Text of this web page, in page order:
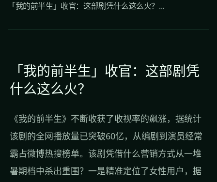
「我的前半生」收官：这部剧凭什么这么火？...
「我的前半生」收官：这部剧凭
什么这么火？
《我的前半生》不断收获了收视率的飙涨，据统计
该剧的全网播放量已突破60亿，从编剧到演员经常
霸占微博热搜榜单。该剧凭借什么营销方式从一堆
暑期档中杀出重围？一是精准定位了女性用户，据